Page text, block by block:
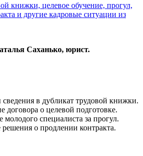
книжки, целевое обучение, прогул,
и другие кадровые ситуации из
Саханько, юрист.
сведения в дубликат трудовой книжки.
договора о целевой подготовке.
молодого специалиста за прогул.
о продлении контракта.